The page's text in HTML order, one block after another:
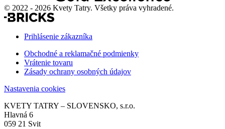
© 2022 - 2026 Kvety Tatry. Všetky práva vyhradené.
Prihlásenie zákazníka
Obchodné a reklamačné podmienky
Vrátenie tovaru
Zásady ochrany osobných údajov
Nastavenia cookies
KVETY TATRY – SLOVENSKO, s.r.o.
Hlavná 6
059 21 Svit